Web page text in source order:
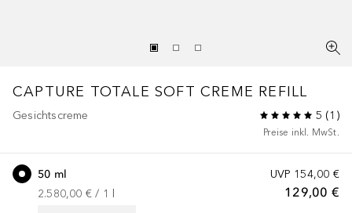
CAPTURE TOTALE SOFT CREME REFILL
Gesichtscreme 5 (1 )
Preise inkl. MwSt.
UVP 154,00 €
129,00 €
50 ml
2.580,00 € / 1